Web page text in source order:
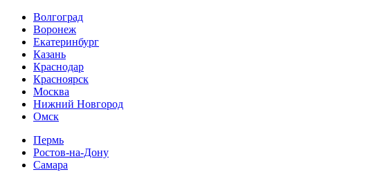
Волгоград
Воронеж
Екатеринбург
Казань
Краснодар
Красноярск
Москва
Нижний Новгород
Омск
Пермь
Ростов-на-Дону
Самара